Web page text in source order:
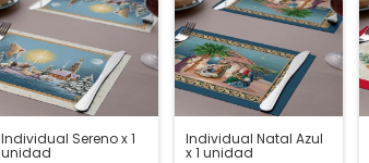
Individual Sereno x 1
unidad
Individual Natal Azul
x 1 unidad